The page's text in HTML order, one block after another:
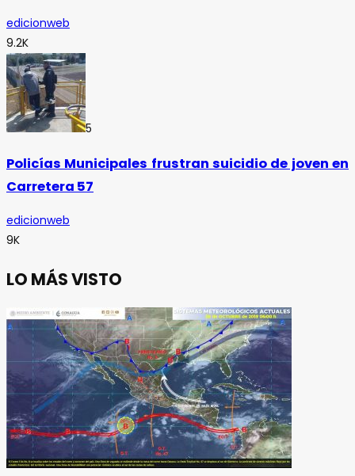
edicionweb
9.2K
5
Policías Municipales frustran suicidio de joven en
Carretera 57
edicionweb
9K
LO MÁS VISTO